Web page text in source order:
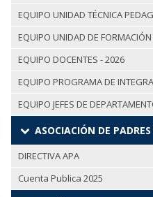
EQUIPO UNIDAD TÉCNICA
EQUIPO UNIDAD DE
EQUIPO DOCENTES - 2026
EQUIPO PROGRAMA DE
EQUIPO JEFES DE
ASOCIACIÓN DE
DIRECTIVA APA
Cuenta Publica 2025